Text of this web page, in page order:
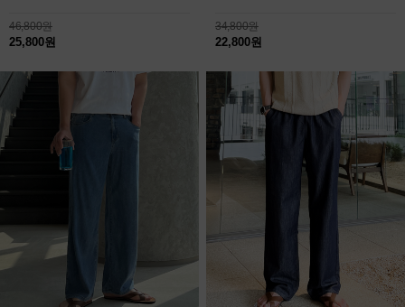
46,800원
25,800원
34,800원
22,800원